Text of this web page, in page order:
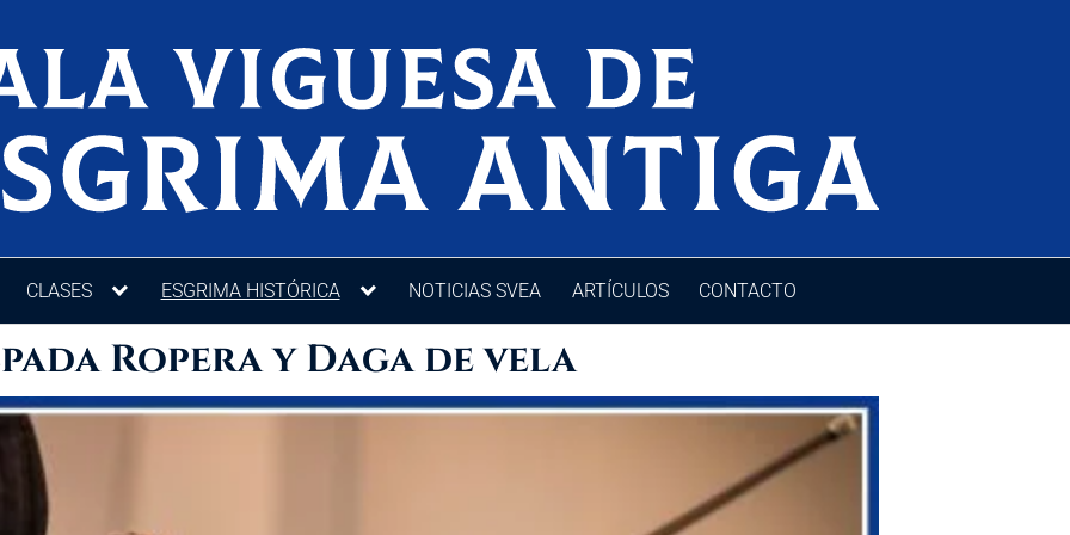
CLASES ESGRIMA HISTÓRICA NOTICIAS SVEA ARTÍCULOS CONTACTO
Ropera y Daga de vela